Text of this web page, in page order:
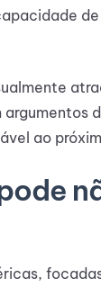
ao